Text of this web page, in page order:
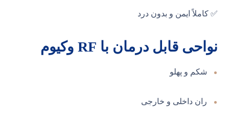
✅ کاملاً ایمن و بدون درد
نواحی قابل درمان با RF وکیوم
شکم و پهلو
ران داخلی و خارجی